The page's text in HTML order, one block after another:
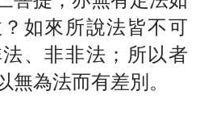
如來所說法皆不可
、非非法；所以者
為法而有差別。